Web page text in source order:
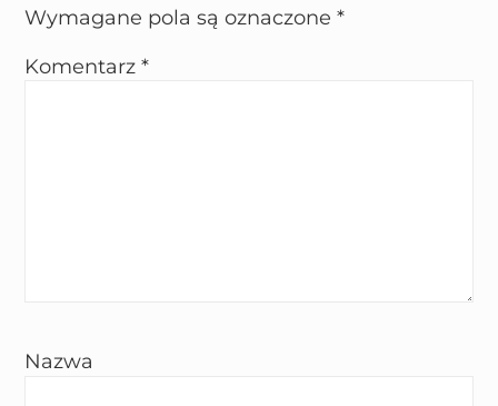
Wymagane pola są oznaczone*
Komentarz*
Nazwa